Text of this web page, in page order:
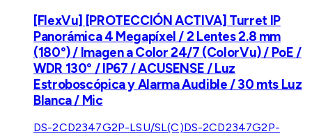
[FlexVu] [PROTECCIÓN ACTIVA] Turret IP
Panorámica 4 Megapíxel / 2 Lentes 2.8 mm
(180°) / Imagen a Color 24/7 (ColorVu) / PoE /
WDR 130° / IP67 / ACUSENSE / Luz
Estroboscópica y Alarma Audible / 30 mts Luz
Blanca / Mic
DS-2CD2347G2P-LSU/SL(C)DS-2CD2347G2P-